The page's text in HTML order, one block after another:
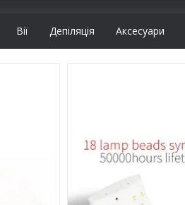
Вії Депіляція Аксесуари